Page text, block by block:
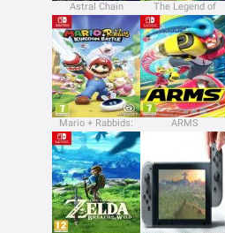
Astral Chain
The Legend of
Zelda: Link’s
Awakening
Mario + Rabbids:
Kingdom Battle
ARMS